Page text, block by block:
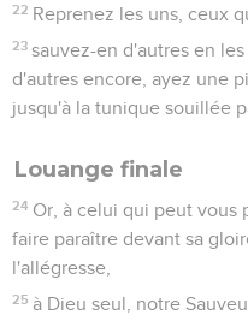
22 Reprenez les uns, ceux
23 sauvez-en d'autres en
d'autres encore, ayez une
jusqu'à la tunique souillée
Louange finale
24 Or, à celui qui peut vous
faire paraître devant sa
l'allégresse,
25 à Dieu seul, notre